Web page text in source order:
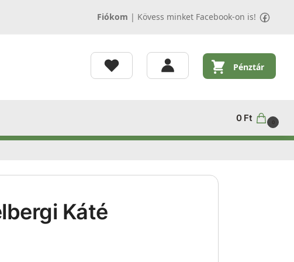
Fiókom | Kövess minket Facebook-on is!
Pénztár
0 Ft 0
Káté